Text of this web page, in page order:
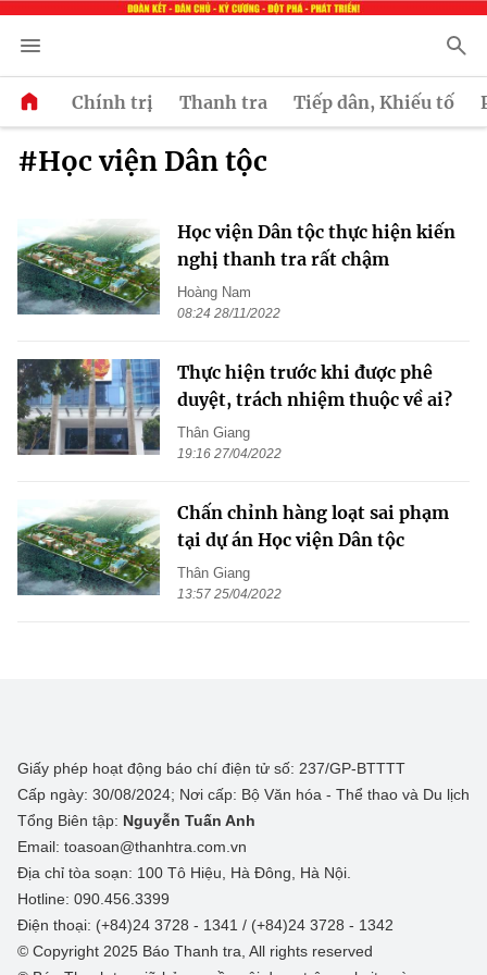
Chính trị Thanh tra Tiếp dân, Khiếu tố
#Học viện Dân tộc
Học viện Dân tộc thực hiện kiến
nghị thanh tra rất chậm
Hoàng Nam
08:24 28/11/2022
​Thực hiện trước khi được phê
duyệt, trách nhiệm thuộc về ai?
Thân Giang
19:16 27/04/2022
Chấn chỉnh hàng loạt sai phạm
tại dự án Học viện Dân tộc
Thân Giang
13:57 25/04/2022
Giấy phép hoạt động báo chí điện tử số: 237/GP-BTTTT
Cấp ngày: 30/08/2024; Nơi cấp: Bộ Văn hóa - Thể thao và Du lịch
Tổng Biên tập: Nguyễn Tuấn Anh
Email: toasoan@thanhtra.com.vn
Địa chỉ tòa soạn: 100 Tô Hiệu, Hà Đông, Hà Nội.
Hotline: 090.456.3399
Điện thoại: (+84)24 3728 - 1341 / (+84)24 3728 - 1342
© Copyright 2025 Báo Thanh tra, All rights reserved